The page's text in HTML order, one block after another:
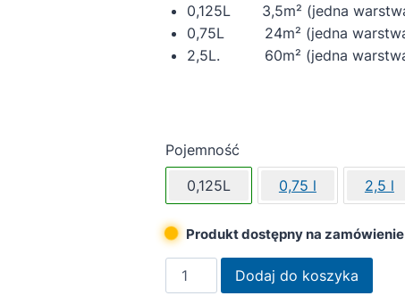
0,125L 3,5m² (jedna
0,75L 24m² (jedna
2,5L. 60m² (jedna
Pojemność
0,125L
0,75 l 2,5 l
Produkt dostępny na zamówienie
ilość
OSMO
Dodaj do koszyka